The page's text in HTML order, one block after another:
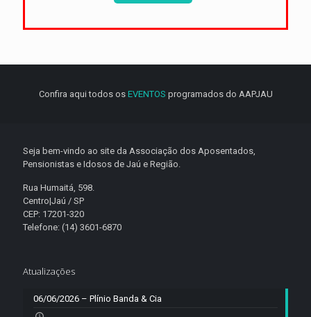
Confira aqui todos os EVENTOS programados do AAPJAU
Seja bem-vindo ao site da Associação dos Aposentados,
Pensionistas e Idosos de Jaú e Região.
Rua Humaitá, 598.
Centro|Jaú / SP
CEP: 17201-320
Telefone: (14) 3601-6870
Atualizações
06/06/2026 – Plínio Banda & Cia